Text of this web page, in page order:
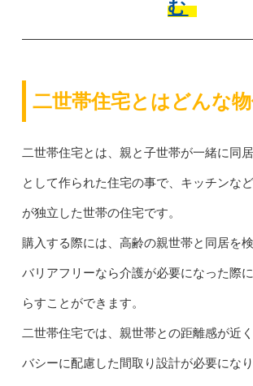
む
二世帯住宅とはどんな
二世帯住宅とは、親と子世帯が一緒に同
として作られた住宅の事で、キッチンな
が独立した世帯の住宅です。
購入する際には、高齢の親世帯と同居を
バリアフリーなら介護が必要になった際
らすことができます。
二世帯住宅では、親世帯との距離感が近
バシーに配慮した間取り設計が必要になり